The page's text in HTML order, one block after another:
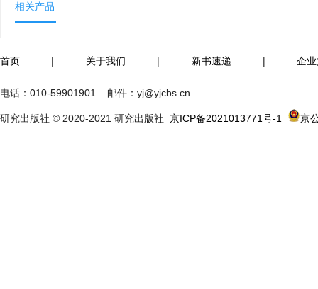
相关产品
首页 | 关于我们 | 新书速递 | 企
电话： 010-59901901 邮件： yj@yjcbs.cn
研究出版社 © 2020-2021 研究出版社 京ICP备2021013771号-1 京